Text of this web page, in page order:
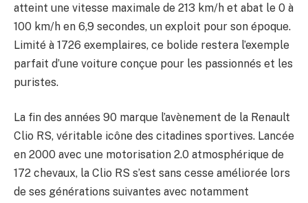
atteint une vitesse maximale de 213 km/h et abat le 0 à
100 km/h en 6,9 secondes, un exploit pour son époque.
Limité à 1726 exemplaires, ce bolide restera l’exemple
parfait d’une voiture conçue pour les passionnés et les
puristes.
La fin des années 90 marque l’avènement de la Renault
Clio RS, véritable icône des citadines sportives. Lancée
en 2000 avec une motorisation 2.0 atmosphérique de
172 chevaux, la Clio RS s’est sans cesse améliorée lors
de ses générations suivantes avec notamment